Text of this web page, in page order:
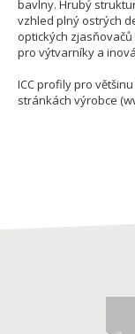
bavlny. Hrubý
vzhled plný ostrých
optických
pro výtvarníky a
ICC profily pro
stránkách výrobce